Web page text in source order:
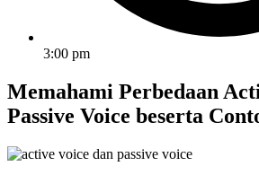
3:00 pm
Memahami Perbedaan
Passive Voice beserta